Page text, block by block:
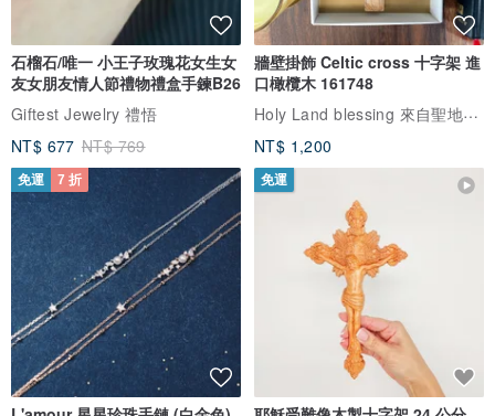
石榴石/唯一 小王子玫瑰花女生女
友女朋友情人節禮物禮盒手鍊B26
Giftest Jewelry 禮悟
NT$ 677 NT$ 769
牆壁掛飾 Celtic cross 十字架 進
口橄欖木 161748
Holy Land blessing 來自聖地的祝福
NT$ 1,200
免運 7 折 免運